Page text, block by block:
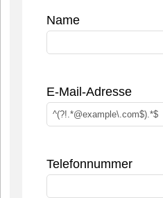
Name
E-Mail-Adresse
Telefonnummer